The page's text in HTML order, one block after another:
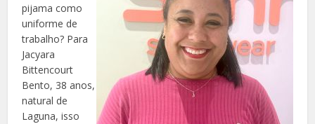
pijama como
uniforme de
trabalho? Para
Jacyara
Bittencourt
Bento, 38 anos,
natural de
Laguna, isso